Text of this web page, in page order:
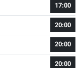
17:00
20:00
20:00
20:00